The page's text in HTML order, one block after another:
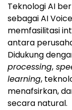
Teknologi AI
sebagai AI
memfasilitasi
antara
Didukung
processing,
learning,
menafsirkan,
secara natural.